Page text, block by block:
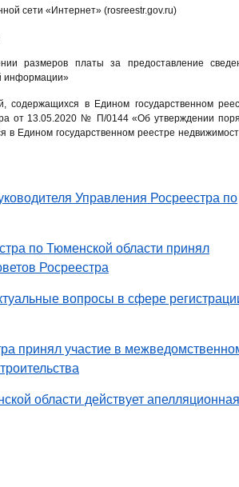
сети «Интернет» (rosreestr.gov.ru)
размеров платы за предоставление
информации»
содержащихся в Едином государственном
от 13.05.2020 № П/0144 «Об утверждении
в Едином государственном реестре
Управления Росреестра по
по Тюменской области принял
Росреестра
вопросы в сфере
принял участие в
области действует апелляционная